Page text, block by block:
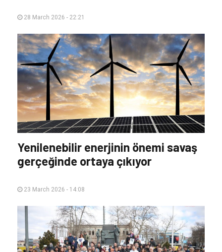
28 March 2026 - 22:21
Yenilenebilir enerjinin önemi savaş
gerçeğinde ortaya çıkıyor
23 March 2026 - 14:08